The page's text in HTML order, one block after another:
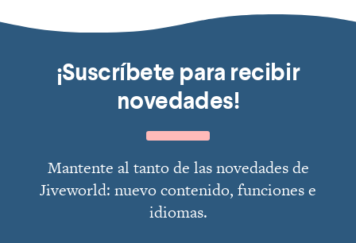
¡Suscríbete para recibir
novedades!
Mantente al tanto de las novedades de
Jiveworld: nuevo contenido, funciones e
idiomas.